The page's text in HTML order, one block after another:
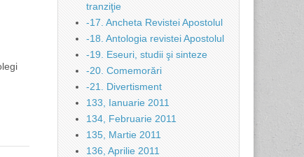
tranziţie
-17. Ancheta Revistei Apostolul
-18. Antologia revistei Apostolul
-19. Eseuri, studii şi sinteze
-20. Comemorări
-21. Divertisment
133, Ianuarie 2011
134, Februarie 2011
135, Martie 2011
136, Aprilie 2011